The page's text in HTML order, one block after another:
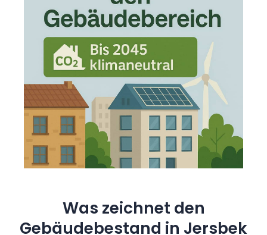
Was zeichnet den
Gebäudebestand in Jersbek